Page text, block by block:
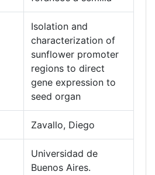
Isolation and
characterization of
sunflower promoter
regions to direct
gene expression to
seed organ
Zavallo, Diego
Universidad de
Buenos Aires.